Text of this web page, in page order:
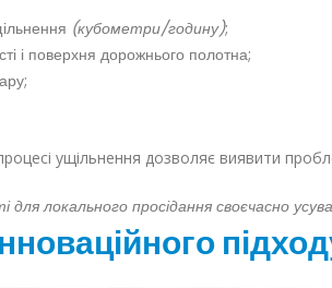
(кубометри/годину);
і поверхня дорожнього полотна;
ущільнення дозволяє виявити
для локального просідання своєчасно